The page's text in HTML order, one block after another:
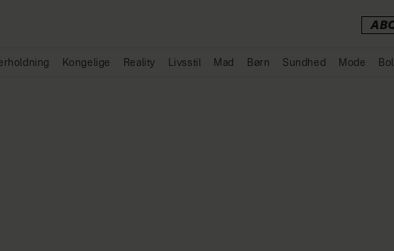
Kongelige Reality Livsstil Mad Børn Sundhed Mode